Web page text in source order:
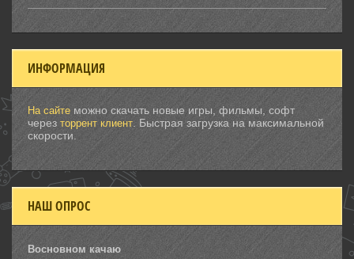
ИНФОРМАЦИЯ
На сайте можно скачать новые игры, фильмы, софт
через торрент клиент . Быстрая загрузка на максимальной
скорости.
НАШ ОПРОС
Восновном качаю